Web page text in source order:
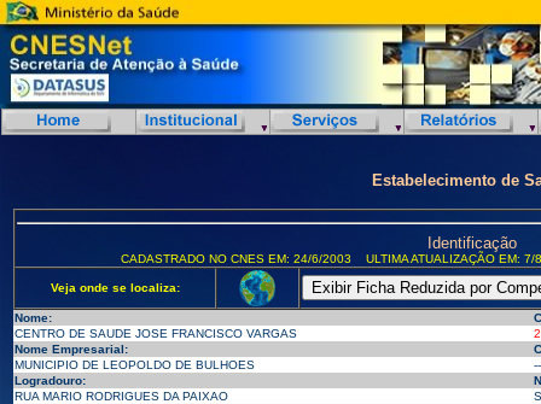
Estabelecimento de
Identificação
CADASTRADO NO CNES EM: 24/6/2003 ULTIMA ATUALIZAÇÃO EM:
Veja onde se localiza:
Nome:
CENTRO DE SAUDE JOSE FRANCISCO VARGAS
Nome Empresarial:
MUNICIPIO DE LEOPOLDO DE BULHOES
--
Logradouro:
RUA MARIO RODRIGUES DA PAIXAO